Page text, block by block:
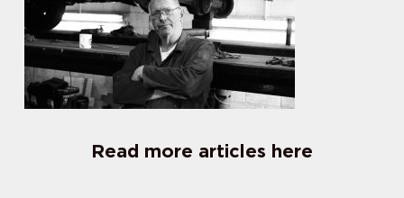
Read more articles here